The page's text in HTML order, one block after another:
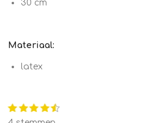
30 cm
Materiaal:
latex
R
1
s
2
s
3 4 5 S